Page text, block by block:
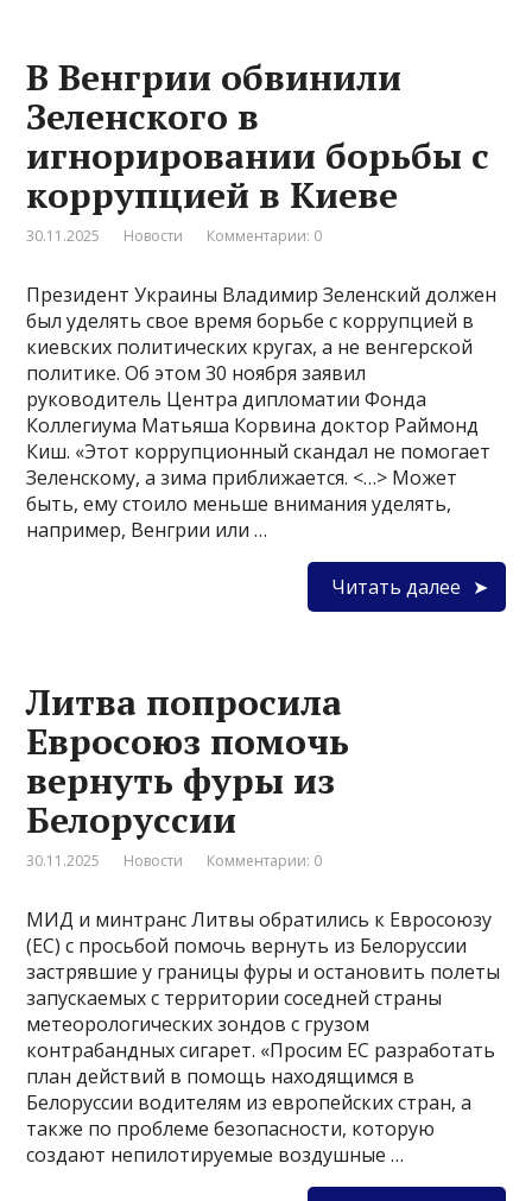
В Венгрии обвинили
Зеленского в
игнорировании борьбы с
коррупцией в Киеве
30.11.2025 Новости Комментарии: 0
Президент Украины Владимир Зеленский должен
был уделять свое время борьбе с коррупцией в
киевских политических кругах, а не венгерской
политике. Об этом 30 ноября заявил
руководитель Центра дипломатии Фонда
Коллегиума Матьяша Корвина доктор Раймонд
Киш. «Этот коррупционный скандал не помогает
Зеленскому, а зима приближается. <…> Может
быть, ему стоило меньше внимания уделять,
например, Венгрии или …
Читать далее
Литва попросила
Евросоюз помочь
вернуть фуры из
Белоруссии
30.11.2025 Новости Комментарии: 0
МИД и минтранс Литвы обратились к Евросоюзу
(ЕС) с просьбой помочь вернуть из Белоруссии
застрявшие у границы фуры и остановить полеты
запускаемых с территории соседней страны
метеорологических зондов с грузом
контрабандных сигарет. «Просим ЕС разработать
план действий в помощь находящимся в
Белоруссии водителям из европейских стран, а
также по проблеме безопасности, которую
создают непилотируемые воздушные …